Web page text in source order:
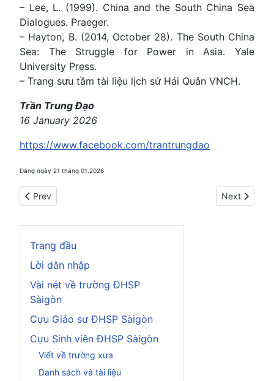
Trang đầu
Lời dẫn nhập
Vài nét về trường ĐHSP
Sàigòn
Cựu Giáo sư ĐHSP Sàigòn
Cựu Sinh viên ĐHSP Sàigòn
Viết về trường xưa
Danh sách và tài liệu
– Lee, L. (1999). China and the South China Sea
Dialogues. Praeger.
– Hayton, B. (2014, October 28). The South China
Sea: The Struggle for Power in Asia. Yale
University Press.
– Trang sưu tầm tài liệu lịch sử Hải Quân VNCH.
Trần Trung Đạo
16 January 2026
https://www.facebook.com/trantrungdao
Đăng ngày 21 tháng 01.2026
Previous article: Cá nhân độc tài và Đảng độc tài
Prev Next article:
Next